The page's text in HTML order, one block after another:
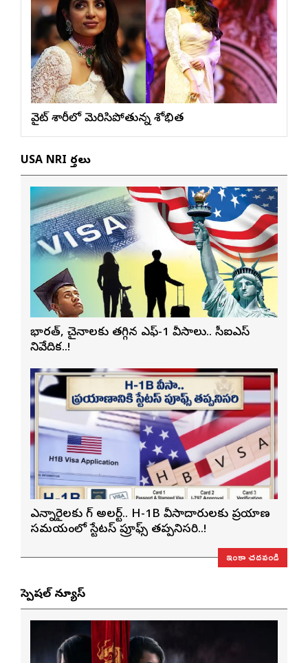
వైట్ శారీలో మెరిసిపోతున్న శోభిత
USA NRI వార్తలు
భారత్, చైనాలకు తగ్గిన ఎఫ్-1 వీసాలు.. సీఐఎస్
నివేదిక..!
ఎన్నారైలకు బిగ్ అలర్ట్.. H-1B వీసాదారులకు ప్రయాణ
సమయంలో స్టేటస్ ప్రూఫ్స్ తప్పనిసరి..!
ఇంకా చదవండి
స్పెషల్ న్యూస్